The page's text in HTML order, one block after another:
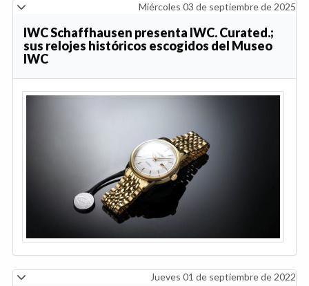
Miércoles 03 de septiembre de 2025
IWC Schaffhausen presenta IWC. Curated.;
sus relojes históricos escogidos del Museo
IWC
Jueves 01 de septiembre de 2022